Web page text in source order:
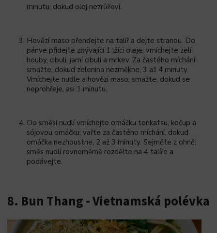
minutu, dokud olej nezrůžoví.
Hovězí maso přendejte na talíř a dejte stranou. Do
pánve přidejte zbývající 1 lžíci oleje; vmíchejte zelí,
houby, cibuli, jarní cibuli a mrkev. Za častého míchání
smažte, dokud zelenina nezměkne, 3 až 4 minuty.
Vmíchejte nudle a hovězí maso; smažte, dokud se
neprohřeje, asi 1 minutu.
Do směsi nudlí vmíchejte omáčku tonkatsu, kečup a
sójovou omáčku; vařte za častého míchání, dokud
omáčka nezhoustne, 2 až 3 minuty. Sejměte z ohně;
směs nudlí rovnoměrně rozdělte na 4 talíře a
podávejte.
8. Bun Thang - Vietnamská polévka